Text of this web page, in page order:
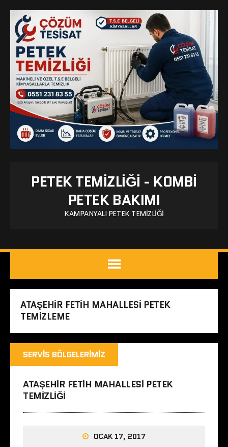
PETEK TEMIZLIĞI - KOMBI
PETEK BAKIMI
KAMPANYALI PETEK TEMIZLIĞI
ATAŞEHIR FETIH MAHALLESI PETEK
TEMIZLEME
SERVIS BÖLGELERIMIZ
ATAŞEHIR FETIH MAHALLESI PETEK
TEMIZLIĞI
OCAK 17, 2017